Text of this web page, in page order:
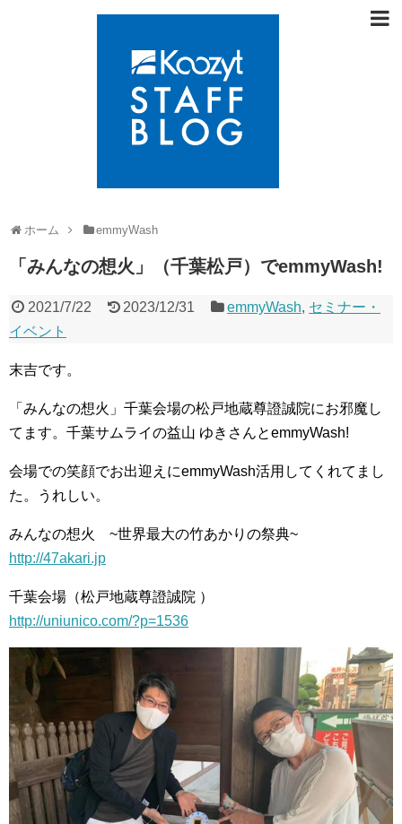
ホーム emmyWash
「みんなの想火」（千葉松戸）でemmyWash!
2021/7/22 2023/12/31 emmyWash, セミナー・
イベント
末吉です。
「みんなの想火」千葉会場の松戸地蔵尊證誠院にお邪魔し
てます。千葉サムライの益山 ゆきさんとemmyWash!
会場での笑顔でお出迎えにemmyWash活用してくれてまし
た。うれしい。
みんなの想火 ~世界最大の竹あかりの祭典~
http://47akari.jp
千葉会場（松戸地蔵尊證誠院 ）
http://uniunico.com/?p=1536